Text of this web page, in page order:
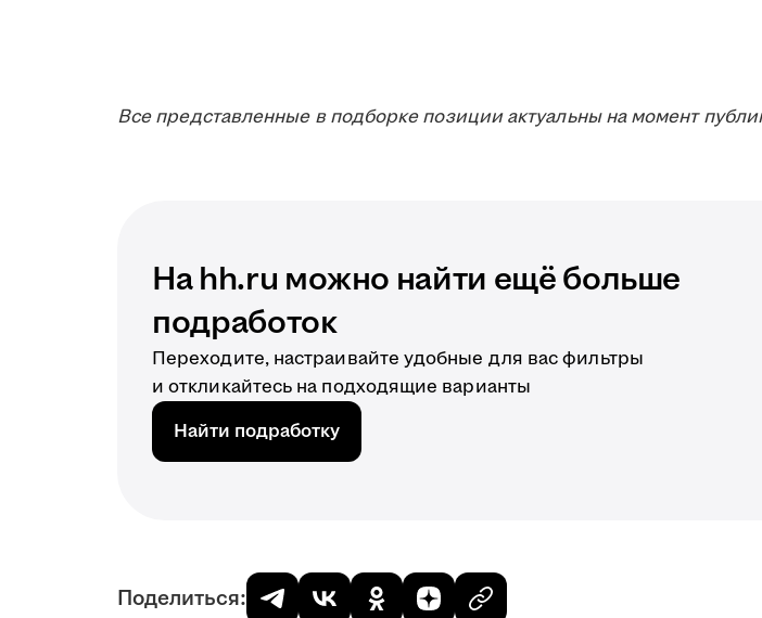
Все представленные в подборке позиции актуальны на момент
На hh.ru можно найти ещё больше
подработок
Переходите, настраивайте удобные для вас фильтры
и откликайтесь на подходящие варианты
Найти подработку
Поделиться: